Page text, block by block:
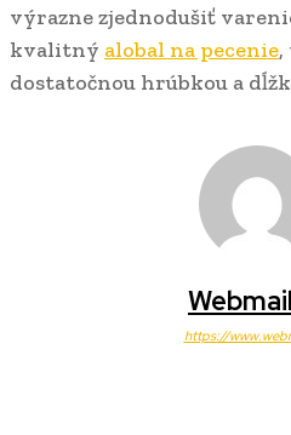
výrazne zjednodušiť
kvalitný alobal na pecenie,
dostatočnou hrúbkou a
https://